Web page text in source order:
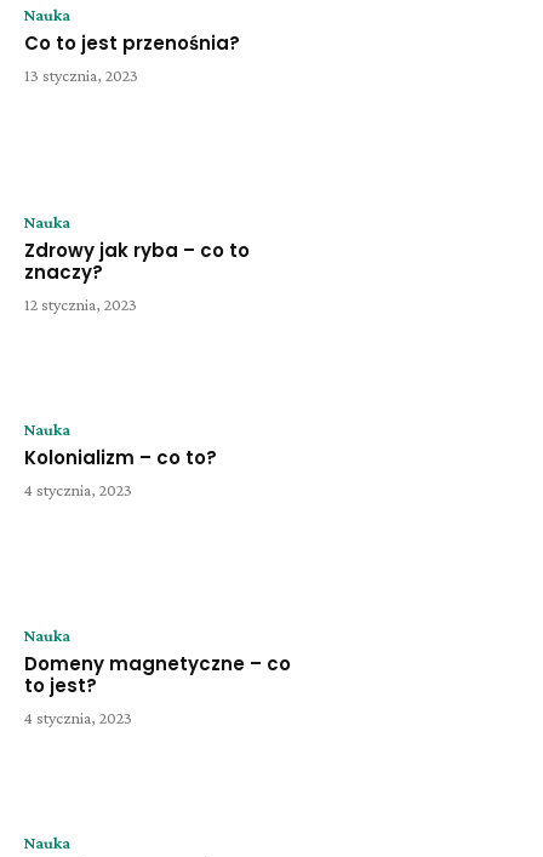
Nauka
Co to jest przenośnia?
13 stycznia, 2023
Nauka
Zdrowy jak ryba – co to
znaczy?
12 stycznia, 2023
Nauka
Kolonializm – co to?
4 stycznia, 2023
Nauka
Domeny magnetyczne – co
to jest?
4 stycznia, 2023
Nauka